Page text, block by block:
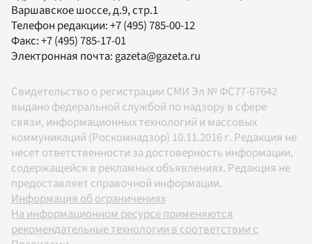
Варшавское шоссе, д.9, стр.1
Телефон редакции:+7 (495) 785-00-12
Факс:+7 (495) 785-17-01
Электронная почта:gazeta@gazeta.ru
Свидетельство о регистрации СМИ Эл № ФС77-67642
выдано федеральной службой по надзору в сфере
связи, информационных технологий и массовых
коммуникаций (Роскомнадзор) 10.11.2016 г. Редакция не
несет ответственности за достоверность информации,
содержащейся в рекламных объявлениях. Редакция не
предоставляет справочной информации.
Информация об ограничениях
На информационном ресурсе применяются
рекомендательные технологии в соответствии с